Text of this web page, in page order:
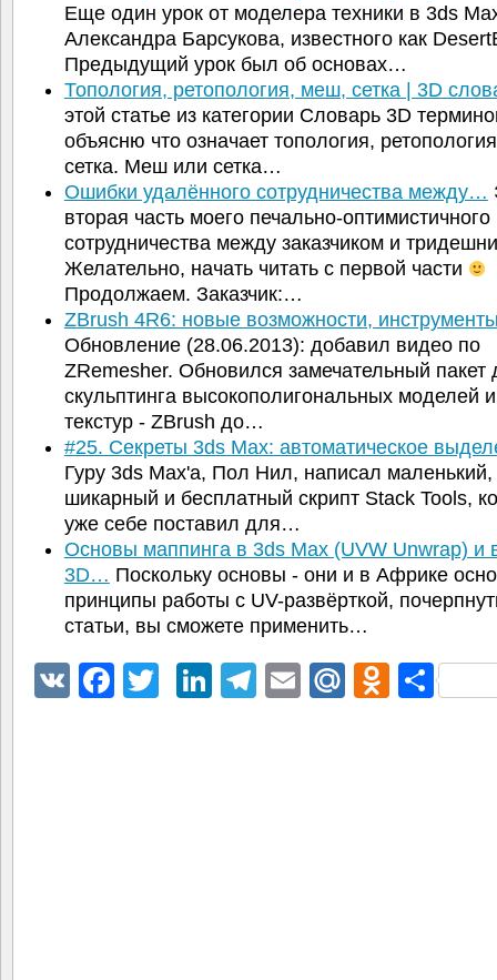
Еще один урок от моделера техники в 3ds
Александра Барсукова, известного как
Предыдущий урок был об основах…
Топология, ретопология, меш, сетка | 3D
этой статье из категории Словарь 3D
объясню что означает топология,
сетка. Меш или сетка…
Ошибки удалённого сотрудничества между…
вторая часть моего печально-оптимистичного
сотрудничества между заказчиком и
Желательно, начать читать с первой части
Продолжаем. Заказчик:…
ZBrush 4R6: новые возможности,
Обновление (28.06.2013): добавил видео по
ZRemesher. Обновился замечательный пакет
скульптинга высокополигональных моделей
текстур - ZBrush до…
#25. Секреты 3ds Max: автоматическое
Гуру 3ds Max'а, Пол Нил, написал маленький,
шикарный и бесплатный скрипт Stack Tools,
уже себе поставил для…
Основы маппинга в 3ds Max (UVW Unwrap) и
3D… Поскольку основы - они и в Африке
принципы работы с UV-развёрткой,
статьи, вы сможете применить…
VK Facebook
TwitterLinkedIn
Telegram
EmailMail.Ru